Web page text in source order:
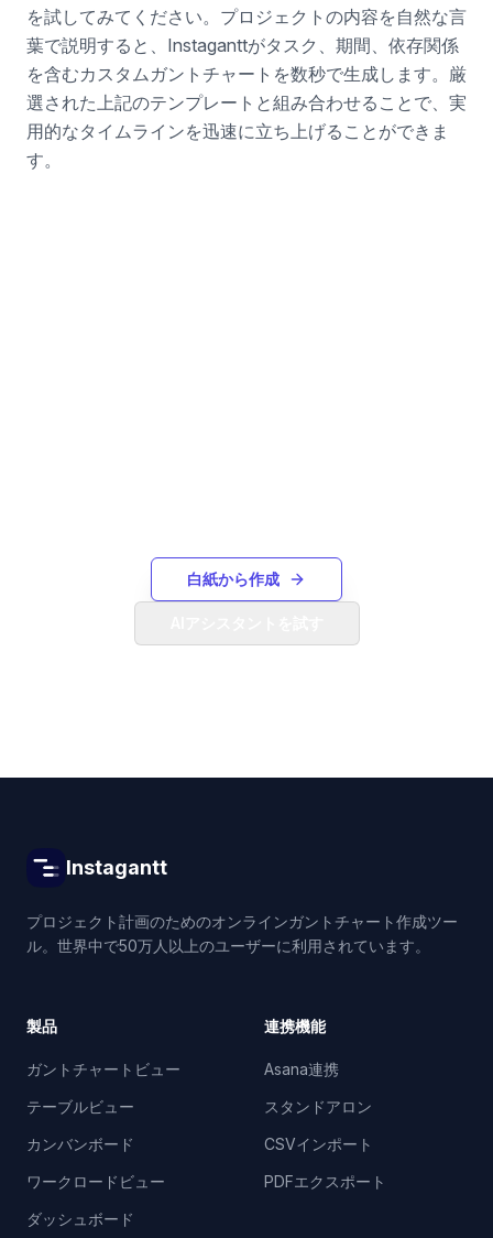
を試してみてください。プロジェクトの内容を自然な言
葉で説明すると、Instaganttがタスク、期間、依存関係
を含むカスタムガントチャートを数秒で生成します。厳
選された上記のテンプレートと組み合わせることで、実
用的なタイムラインを迅速に立ち上げることができま
す。
白紙から作成
Instagantt
プロジェクト計画のためのオンラインガントチャート作成ツー
ル。世界中で50万人以上のユーザーに利用されています。
製品
ガントチャートビュー
テーブルビュー
カンバンボード
ワークロードビュー
ダッシュボード
連携機能
Asana連携
スタンドアロン
CSVインポート
PDFエクスポート